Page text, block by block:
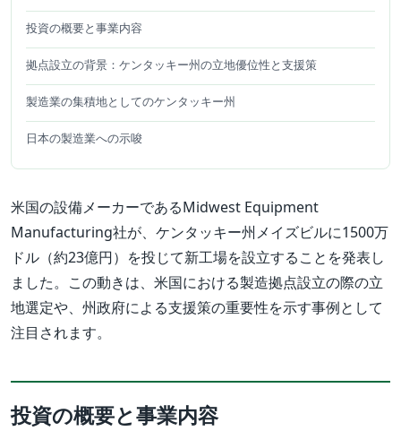
投資の概要と事業内容
拠点設立の背景：ケンタッキー州の立地優位性と支援策
製造業の集積地としてのケンタッキー州
日本の製造業への示唆
米国の設備メーカーであるMidwest Equipment
Manufacturing社が、ケンタッキー州メイズビルに1500万
ドル（約23億円）を投じて新工場を設立することを発表し
ました。この動きは、米国における製造拠点設立の際の立
地選定や、州政府による支援策の重要性を示す事例として
注目されます。
投資の概要と事業内容